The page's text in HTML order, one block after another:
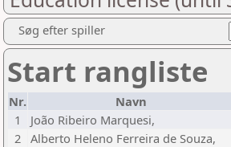
Søg efter spiller
Start rangliste
Nr. Navn
1
João Ribeiro Marquesi,
2 Alberto Heleno Ferreira de Souza,